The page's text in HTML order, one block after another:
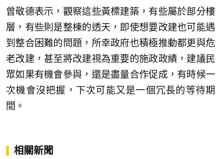
曾敬德表示，觀察這些黃標建築，有些屬於部分樓
層，有些則是整棟的透天，即使想要改建也可能遇
到整合困難的問題，所幸政府也積極推動都更與危
老改建，甚至將改建視為重要的施政政績，建議民
眾如果有機會參與，還是盡量合作促成，有時候一
次機會沒把握，下次可能又是一個冗長的等待期
間。
相關新聞